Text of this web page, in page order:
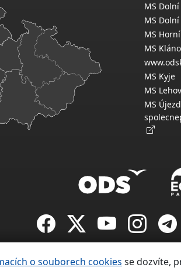
MS
MS
MS
MS
MS Kyje
MS
MS
Copyright ©
Občanská demokratická strana
o souborech cookies se dozvíte,